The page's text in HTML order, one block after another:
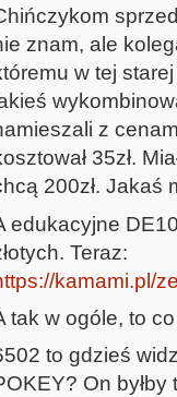
znam, ale
w tej
z
35zł.
200zł. Jakaś
edukacyjne
Teraz:
kamami.pl/
tak w ogóle, to
to gdzieś
On byłby